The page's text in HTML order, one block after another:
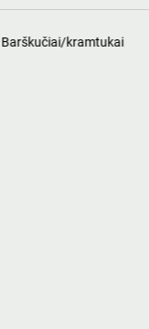
Barškučiai/kramtukai